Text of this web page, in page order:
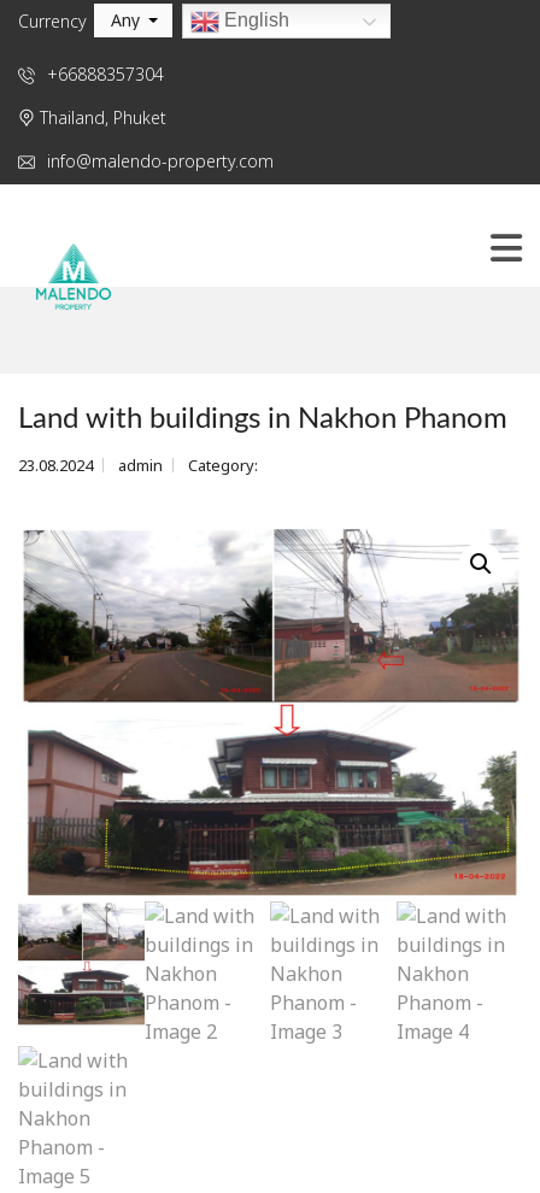
Currency Any English
+66888357304
Thailand, Phuket
info@malendo-property.com
Land with buildings in Nakhon Phanom
23.08.2024 admin Category: